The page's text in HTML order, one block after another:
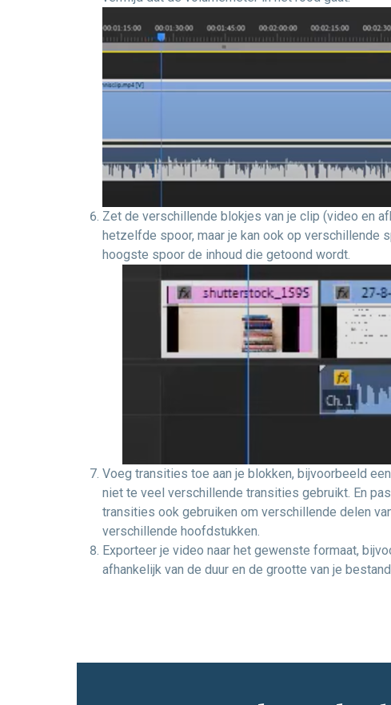
Zet de verschillende blokjes van je clip (video en
hetzelfde spoor, maar je kan ook op verschillende
hoogste spoor de inhoud die getoond wordt.
Voeg transities toe aan je blokken, bijvoorbeeld een
niet te veel verschillende transities gebruikt. En
transities ook gebruiken om verschillende delen
verschillende hoofdstukken.
Exporteer je video naar het gewenste formaat,
afhankelijk van de duur en de grootte van je